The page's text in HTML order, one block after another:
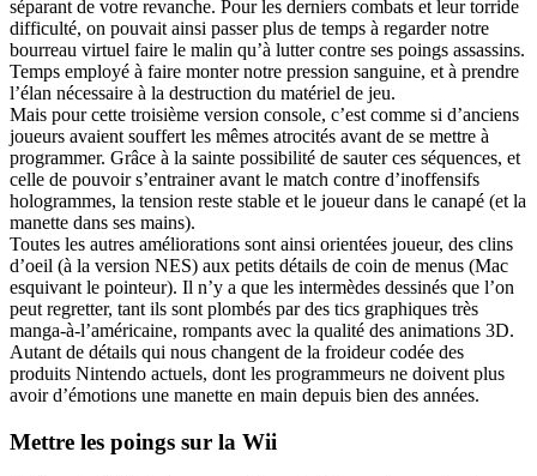
séparant de votre revanche. Pour les derniers combats et leur torride
difficulté, on pouvait ainsi passer plus de temps à regarder notre
bourreau virtuel faire le malin qu’à lutter contre ses poings assassins.
Temps employé à faire monter notre pression sanguine, et à prendre
l’élan nécessaire à la destruction du matériel de jeu.
Mais pour cette troisième version console, c’est comme si d’anciens
joueurs avaient souffert les mêmes atrocités avant de se mettre à
programmer. Grâce à la sainte possibilité de sauter ces séquences, et
celle de pouvoir s’entrainer avant le match contre d’inoffensifs
hologrammes, la tension reste stable et le joueur dans le canapé (et la
manette dans ses mains).
Toutes les autres améliorations sont ainsi orientées joueur, des clins
d’oeil (à la version NES) aux petits détails de coin de menus (Mac
esquivant le pointeur). Il n’y a que les intermèdes dessinés que l’on
peut regretter, tant ils sont plombés par des tics graphiques très
manga-à-l’américaine, rompants avec la qualité des animations 3D.
Autant de détails qui nous changent de la froideur codée des
produits Nintendo actuels, dont les programmeurs ne doivent plus
avoir d’émotions une manette en main depuis bien des années.
Mettre les poings sur la Wii